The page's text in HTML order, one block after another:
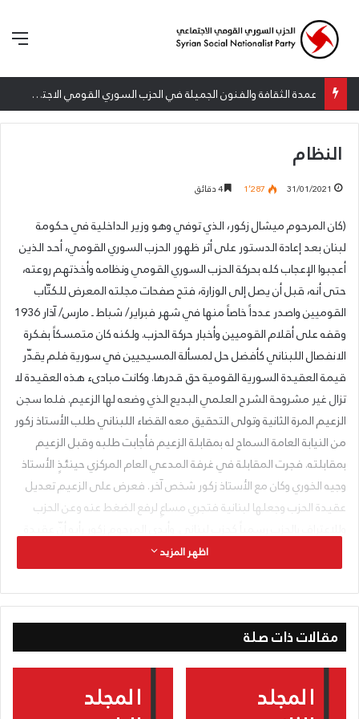
عمدة الثقافة والفنون الجميلة في الحزب السوري القومي الاجتماعي تعلن نتائج الدورة الخامسة من جائزة أنطون سعاده الأدبية
النظام
31/01/2021 1٬287
(كان المرحوم ميشال زكور، الذي توفي وهو وزير الداخلية في حكومة
لبنان بعد إعادة الدستور على أثر ظهور الحزب السوري القومي، أحد الذين
أعجبوا الإعجاب كله بحركة الحزب السوري القومي ونظامه وأخذتهم روعته،
حتى أنه، قبل أن يصل إلى الوزارة، فتح صفحات مجلته المعرض للكتّاب
القوميين واصدر عدداً خاصاً منها في شهر فبراير/ شباط ـ مارس/ آذار 1936
وقفه على أقلام القوميين وأخبار حركة الحزب. ولكنه كان متمسكاً بفكرة
الانفصال اللبناني كأفضل حل لمسألة المسيحيين في سورية فلم يقدّر
قيمة العقيدة السورية القومية حق قدرها. وكانت مبادىء هذه العقيدة لا
تزال غير مشروحة الشرح العلمي البديع الذي وضعه لها الزعيم. فلما سجن
الزعيم المرة الثانية وتولى التحقيق معه القضاء اللبناني طلب الأستاذ زكور
من النيابة العامة السماح له بمقابلة الزعيم فأجابت طلبه وقبل الزعيم
بمقابلته. فجرت المقابلة في غرفة المدعي العام المركزي حينئذٍ الأستاذ
وجيه الخوري وكان مع الأستاذ زكور شخص آخر. فعرض على الزعيم تعديل
عقيدة الحزب وجعلها لبنانية فتجري مساعٍ لرفع الضغط عنه وعن الحزب
الحزب ليست الشيء الأهم فيه وأن أهم ماجاء به الحزب هو فكرة النظام.
فردّ الزعيم على رأي الأستاذ زكور وأوضح له فساد فكرة الدولة اللبنانية
وصحة العقيدة السورية القومية. ورفض الزعيم التزحزح عن العقيدة قيد
اللبنانية.
لا تزال باقية في ذهنه، كتب هذا المقال في النظام ونشره في جريدة
اظهر المزيد
مقالات ذات صلة